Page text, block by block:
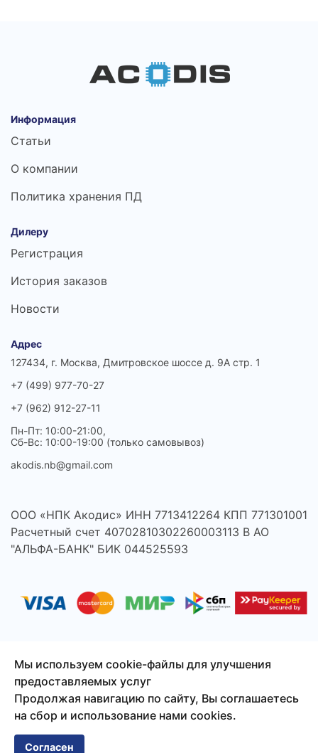
Информация
Статьи
О компании
Политика хранения ПД
Дилеру
Регистрация
История заказов
Новости
Адрес
127434, г. Москва, Дмитровское шоссе д. 9А стр. 1
+7 (499) 977-70-27
+7 (962) 912-27-11
Пн-Пт: 10:00-21:00,
Сб-Вс: 10:00-19:00 (только самовывоз)
akodis.nb@gmail.com
ООО «НПК Акодис» ИНН 7713412264 КПП 771301001
Расчетный счет 40702810302260003113 В АО
"АЛЬФА-БАНК" БИК 044525593
© 2026 Акодис - продажа компонентов для телефонов,
ноутбуков, планшетов и другой техники.
Сайт создан
Мы используем cookie-файлы для улучшения
предоставляемых услуг
Продолжая навигацию по сайту, Вы соглашаетесь
на сбор и использование нами cookies.
Согласен